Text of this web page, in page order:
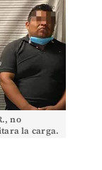
no
la carga.